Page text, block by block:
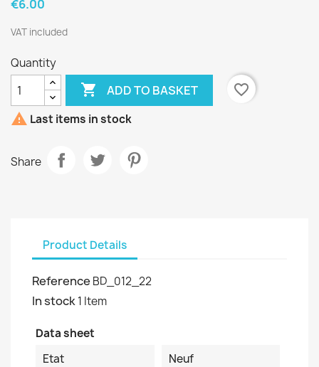
€6.00
VAT included
Quantity
 ADD TO BASKET
favorite_border
 Last items in stock
Share
Product Details
Reference BD_012_22
In stock1 Item
Data sheet
Etat
Neuf